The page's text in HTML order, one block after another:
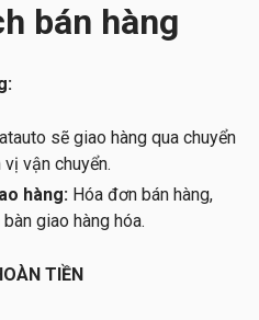
bán hàng
sẽ giao hàng qua chuyển
vận chuyển.
hàng: Hóa đơn bán hàng,
giao hàng hóa.
TIỀN